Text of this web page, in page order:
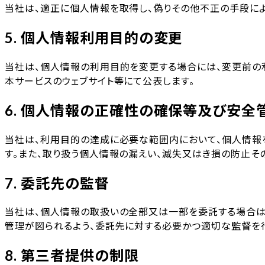
当社は、適正に個人情報を取得し、偽りその他不正の手段に
5. 個人情報利用目的の変更
当社は、個人情報の利用目的を変更する場合には、変更前
本サービスのウェブサイト等にて公表します。
6. 個人情報の正確性の確保等及び安全
当社は、利用目的の達成に必要な範囲内において、個人情
す。また、取り扱う個人情報の漏えい、滅失又はき損の防
7. 委託先の監督
当社は、個人情報の取扱いの全部又は一部を委託する場合
管理が図られるよう、委託先に対する必要かつ適切な監督を
8. 第三者提供の制限